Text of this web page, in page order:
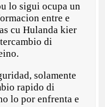
lo sigui ocupa un
entre e
cu Hulanda kier
di
solamente
rapido di
lo por enfrenta e